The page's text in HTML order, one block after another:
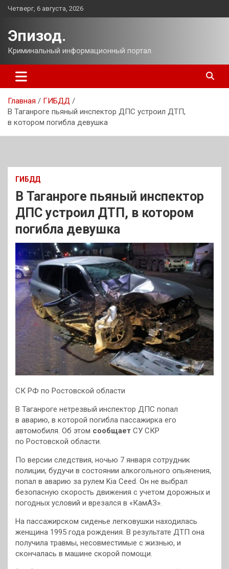
Перейти
Четверг, 6 августа, 2026
Эпизод.
Криминальный информационный портал.
Главная
ГИБДД
В Таганроге пьяный инспектор ДПС устроил ДТП,
в котором погибла девушка
ГИБДД
В Таганроге пьяный инспектор
ДПС устроил ДТП, в котором
погибла девушка
СК РФ по Ростовской области
В Таганроге нетрезвый инспектор ДПС попал
в аварию, в которой погибла пассажирка его
автомобиля. Об этом сообщает СУ СКР
по Ростовской области.
По версии следствия, ночью 7 января сотрудник
полиции, будучи в состоянии алкогольного опьянения,
попал в аварию за рулем Kia Ceed. Он не выбрал
безопасную скорость движения с учетом дорожных и
погодных условий и врезался в «КамАЗ».
На пассажирском сиденье легковушки находилась
женщина 1995 года рождения. В результате ДТП она
получила травмы, несовместимые с жизнью, и
скончалась в машине скорой помощи.